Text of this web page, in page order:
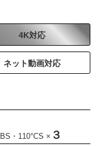
4K対応
ネット動画対応
BS・110°CS × ３